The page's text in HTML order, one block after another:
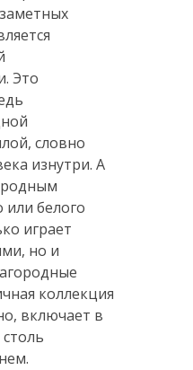
Это
словно
изнутри. А
белого
играет
но и
коллекция
включает в